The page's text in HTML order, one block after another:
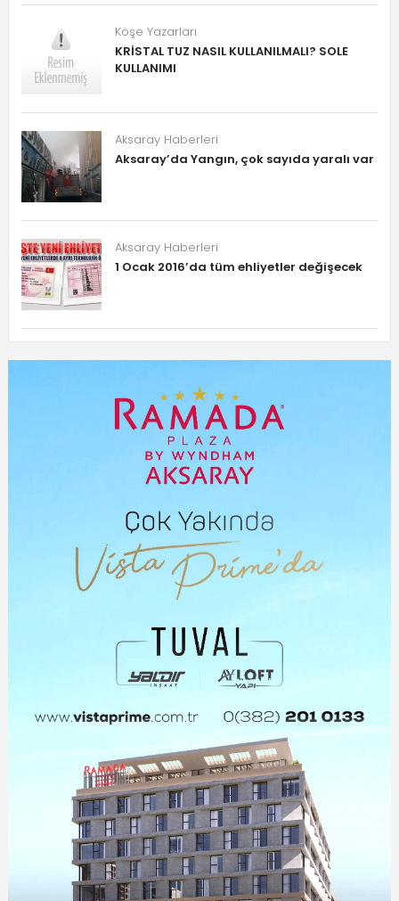
Köşe Yazarları
KRİSTAL TUZ NASIL KULLANILMALI? SOLE
KULLANIMI
Aksaray Haberleri
Aksaray’da Yangın, çok sayıda yaralı var
Aksaray Haberleri
1 Ocak 2016’da tüm ehliyetler değişecek